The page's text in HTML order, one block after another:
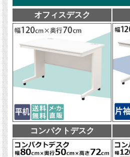
オフィスデスク
コンパクトデスク